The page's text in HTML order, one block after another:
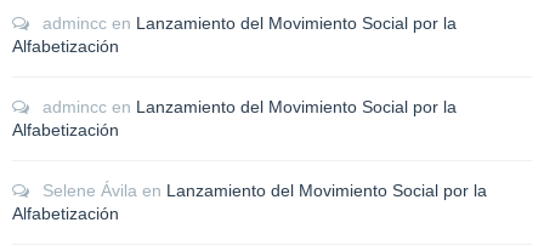
admincc en Lanzamiento del Movimiento Social por la
Alfabetización
admincc en Lanzamiento del Movimiento Social por la
Alfabetización
Selene Ávila en Lanzamiento del Movimiento Social por la
Alfabetización